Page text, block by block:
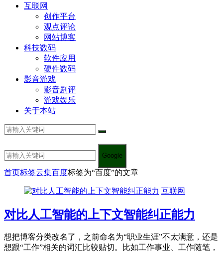
互联网
创作平台
观点评论
网站博客
科技数码
软件应用
硬件数码
影音游戏
影音剧评
游戏娱乐
关于本站
Google
首页标签云集百度标签为“百度”的文章
互联网
对比人工智能的上下文智能纠正能力
想把博客分类改名了，之前命名为“职业生涯”不太满意，还是
想跟“工作”相关的词汇比较贴切。比如工作事业、工作随笔，